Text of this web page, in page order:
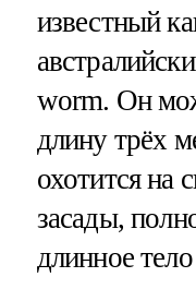
известный
worm. Он
длину трёх
охотится на
засады,
длинное